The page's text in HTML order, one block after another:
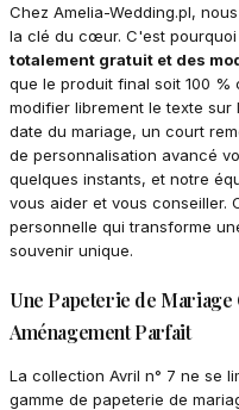
Chez Amelia-Wedding.pl,
la clé du cœur. C'est
totalement gratuit et des
que le produit final soit 100 %
modifier librement le texte
date du mariage, un court
de personnalisation avancé
quelques instants, et notre
vous aider et vous conseiller.
personnelle qui transforme
souvenir unique.
Une Papeterie de
Aménagement Parfait
La collection Avril n° 7 ne se
gamme de papeterie de